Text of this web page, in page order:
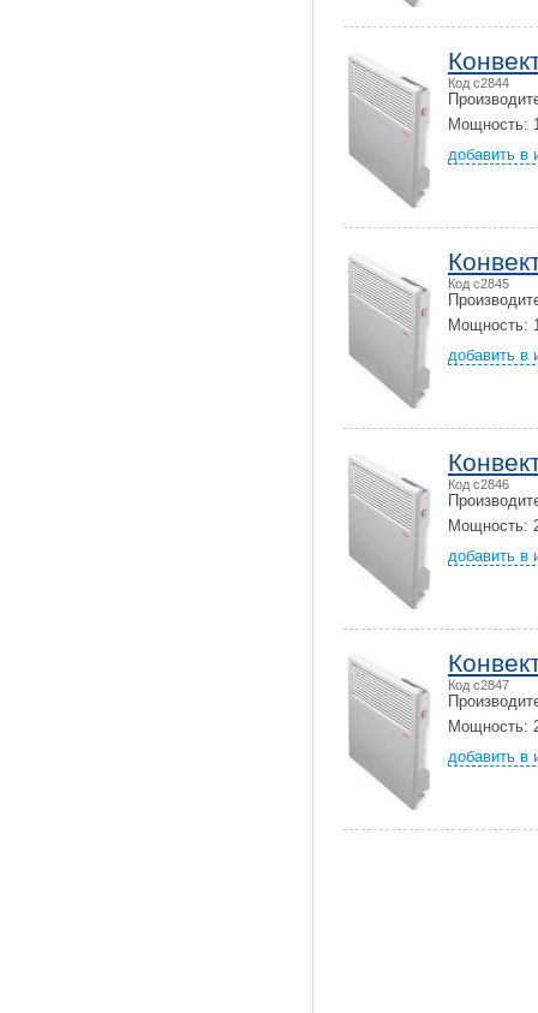
Код c2844
Мощность:
добавить в
Код c2845
Мощность:
добавить в
Код c2846
Мощность:
добавить в
Код c2847
Мощность:
добавить в